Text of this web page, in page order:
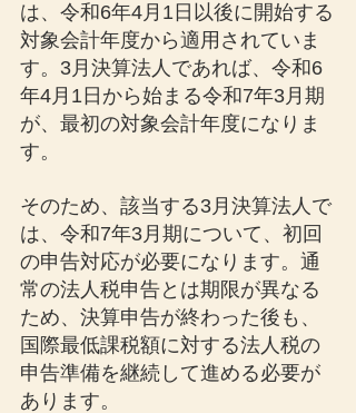
は、令和6年4月1日以後に開始する
対象会計年度から適用されていま
す。3月決算法人であれば、令和6
年4月1日から始まる令和7年3月期
が、最初の対象会計年度になりま
す。
そのため、該当する3月決算法人で
は、令和7年3月期について、初回
の申告対応が必要になります。通
常の法人税申告とは期限が異なる
ため、決算申告が終わった後も、
国際最低課税額に対する法人税の
申告準備を継続して進める必要が
あります。